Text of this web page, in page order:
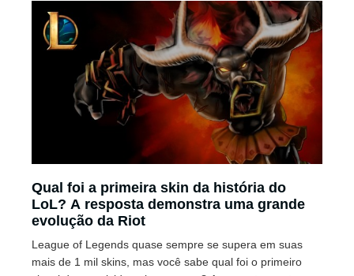
Qual foi a primeira skin da história do
LoL? A resposta demonstra uma grande
evolução da Riot
League of Legends quase sempre se supera em suas
mais de 1 mil skins, mas você sabe qual foi o primeiro